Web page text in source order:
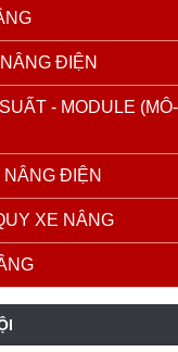
ĐIỆN
- MODULE
ĐIỆN
XE NÂNG